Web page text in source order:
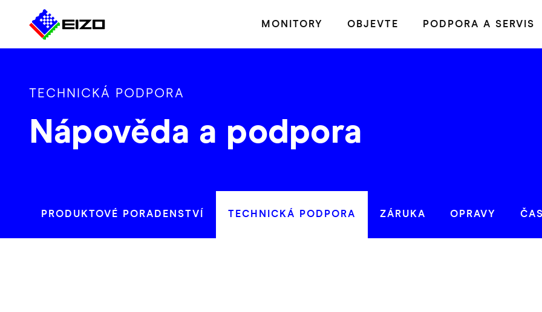
MONITORY OBJEVTE PODPORA A SERVIS
TECHNICKÁ PODPORA
Nápověda a podpora
PRODUKTOVÉ PORADENSTVÍ TECHNICKÁ PODPORA ZÁRUKA OPRAVY